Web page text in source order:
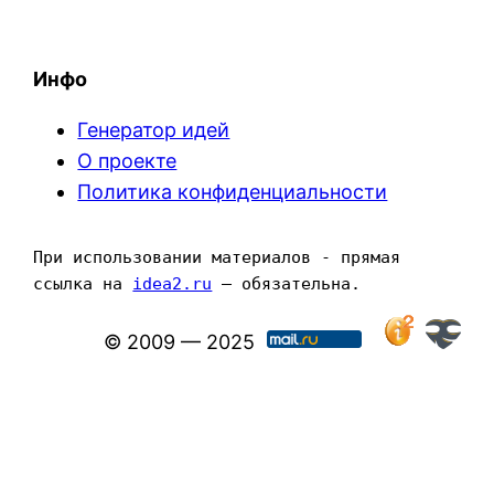
Инфо
Генератор идей
О проекте
Политика конфиденциальности
При использовании материалов - прямая
ссылка на idea2.ru — обязательна.
© 2009 — 2025